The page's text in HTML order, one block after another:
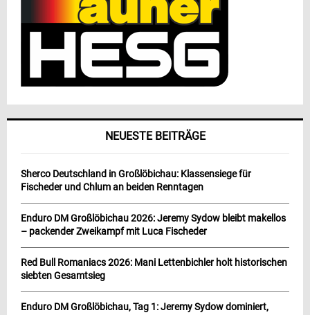
NEUESTE BEITRÄGE
Sherco Deutschland in Großlöbichau: Klassensiege für
Fischeder und Chlum an beiden Renntagen
Enduro DM Großlöbichau 2026: Jeremy Sydow bleibt makellos
– packender Zweikampf mit Luca Fischeder
Red Bull Romaniacs 2026: Mani Lettenbichler holt historischen
siebten Gesamtsieg
Enduro DM Großlöbichau, Tag 1: Jeremy Sydow dominiert,